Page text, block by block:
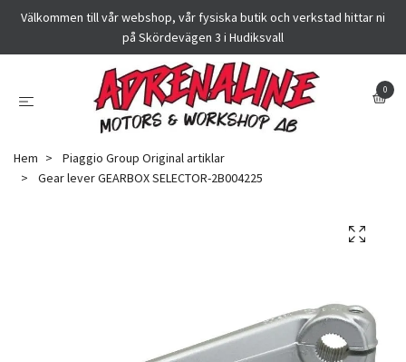
Välkommen till vår webshop, vår fysiska butik och verkstad hittar ni
på Skördevägen 3 i Hudiksvall
0
Hem
Piaggio Group Original artiklar
Gear lever GEARBOX SELECTOR-2B004225